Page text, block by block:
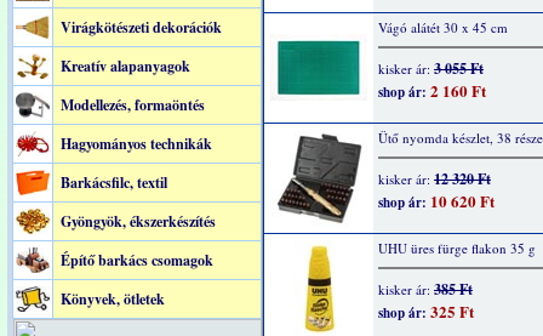
Virágkötészeti dekorációk
Kreatív alapanyagok
Modellezés, formaöntés
Hagyományos technikák
Barkácsfilc, textil
Gyöngyök, ékszerkészítés
Építő barkács csomagok
Könyvek, ötletek
Vágó alátét 30 x 45 cm
kisker ár: 3 055 Ft
shop ár: 2 160 Ft
Ütő nyomda készlet, 38
kisker ár: 12 320 Ft
shop ár: 10 620 Ft
UHU üres fürge flakon 35 g
kisker ár: 385 Ft
shop ár: 325 Ft